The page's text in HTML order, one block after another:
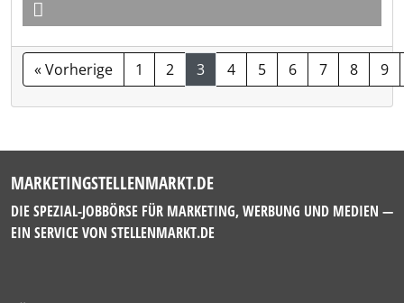
« Vorherige 1 2 3 4 5 6 7 8 9
MARKETINGSTELLENMARKT.DE
DIE SPEZIAL-JOBBÖRSE FÜR MARKETING, WERBUNG UND MEDIEN —
EIN SERVICE VON STELLENMARKT.DE